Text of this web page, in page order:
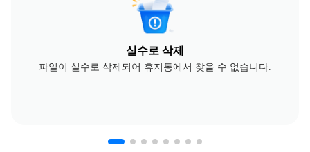
실수로 삭제
파일이 실수로 삭제되어 휴지통에서 찾을 수 없습니다.